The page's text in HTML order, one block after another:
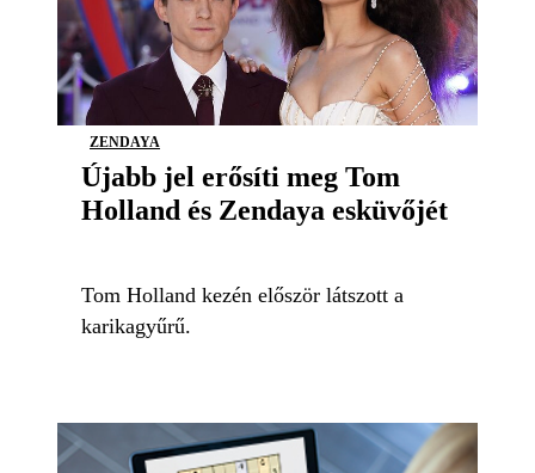
ZENDAYA
Újabb jel erősíti meg Tom
Holland és Zendaya esküvőjét
Tom Holland kezén először látszott a
karikagyűrű.